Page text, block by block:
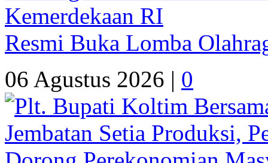
Resmi Buka Lomba
06 Agustus 2026 | 0